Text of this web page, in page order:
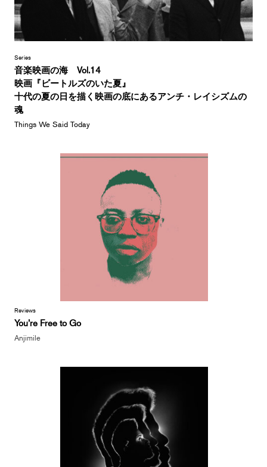
Series
音楽映画の海 Vol.14
映画『ビートルズのいた夏』
十代の夏の日を描く映画の底にあるアンチ・レイシズムの
魂
Things We Said Today
Reviews
You’re Free to Go
Anjimile